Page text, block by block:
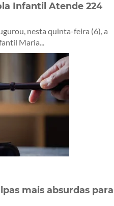
Infantil Atende 224
nesta quinta-feira (6), a
Maria...
mais absurdas para